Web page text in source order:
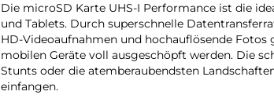
Die microSD Karte UHS-I Performance ist die
und Tablets. Durch superschnelle
HD-Videoaufnahmen und hochauflösende
mobilen Geräte voll ausgeschöpft werden. Die
Stunts oder die atemberaubendsten
einfangen.